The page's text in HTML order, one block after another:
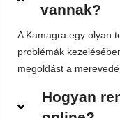
vannak?
A Kamagra egy olyan
problémák
megoldást a
Hogyan